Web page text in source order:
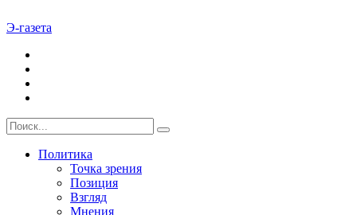
Э-газета
Политика
Точка зрения
Позиция
Взгляд
Мнения